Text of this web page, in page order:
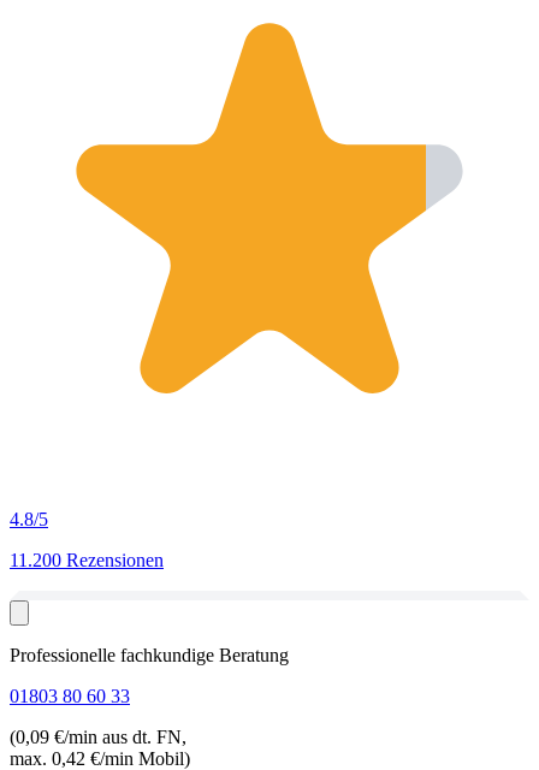
4.8/5
11.200 Rezensionen
Professionelle fachkundige Beratung
01803 80 60 33
(0,09 €/min aus dt. FN,
max. 0,42 €/min Mobil)